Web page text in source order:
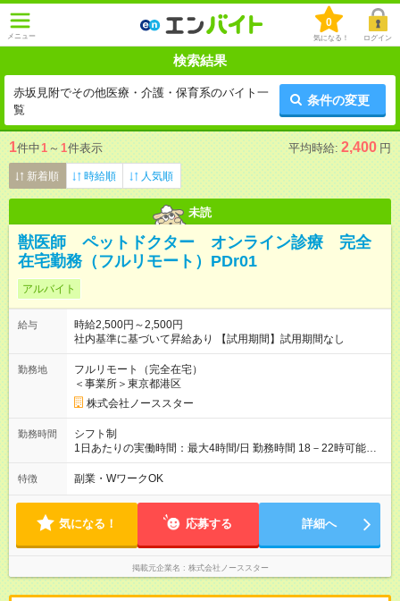
メニュー
0
気になる！ ログイン
検索結果
赤坂見附でその他医療・介護・保育系のバイト一
覧
条件の変更
1件中1 ～ 1件表示 平均時給: 2,400 円
新着順 時給順 人気順
未読
獣医師 ペットドクター オンライン診療 完全
在宅勤務（フルリモート）PDr01
アルバイト
給与
時給2,500円～2,500円
社内基準に基づいて昇給あり 【試用期間】試用期間なし
勤務地
フルリモート（完全在宅）
＜事業所＞東京都港区
株式会社ノーススター
勤務時間
シフト制
1日あたりの実働時間：最大4時間/日 勤務時間 18－22時可能な
方
特徴 副業・WワークOK
気になる！ 応募する 詳細へ
掲載元企業名 株式会社ノーススター